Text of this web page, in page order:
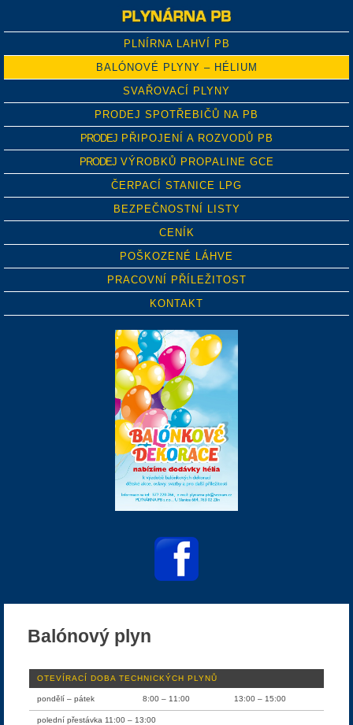
PLNÍRNA LAHVÍ PB
BALÓNOVÉ PLYNY – HÉLIUM
SVAŘOVACÍ PLYNY
PRODEJ SPOTŘEBIČŮ NA PB
PRODEJPŘIPOJENÍ A ROZVODŮ PB
PRODEJVÝROBKŮ PROPALINE GCE
ČERPACÍ STANICE LPG
BEZPEČNOSTNÍ LISTY
CENÍK
POŠKOZENÉ LÁHVE
PRACOVNÍ PŘÍLEŽITOST
KONTAKT
Balónový plyn
OTEVÍRACÍ DOBA TECHNICKÝCH PLYNŮ
pondělí – pátek 8:00 – 11:00 13:00 – 15:00
polední přestávka 11:00 – 13:00